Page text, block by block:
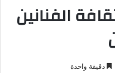
الفنانين
دقيقة واحدة